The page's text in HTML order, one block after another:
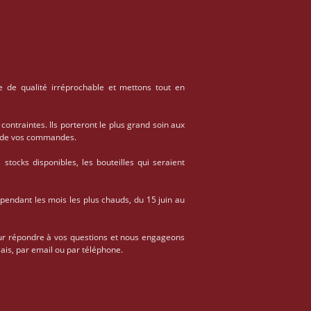
de qualité irréprochable et mettons tout en
Ils porteront le plus grand soin aux
vos commandes.
disponibles, les bouteilles qui seraient
les mois les plus chauds, du 15 juin au
répondre à vos questions et nous engageons
par email ou par téléphone.